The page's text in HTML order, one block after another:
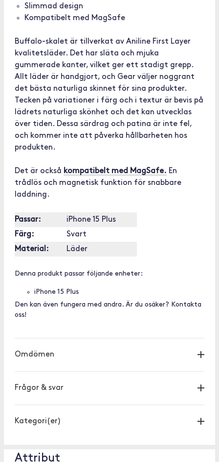
Slimmad design
Kompatibelt med MagSafe
Buffalo-skalet är tillverkat av Aniline First Layer
kvalitetsläder. Det har släta och mjuka
gummerade kanter, vilket ger ett stadigt grepp.
Allt läder är handgjort, och Gear väljer noggrant
det bästa naturliga skinnet för sina produkter.
Tecken på variationer i färg och i textur är bevis på
lädrets naturliga skönhet och det kan utvecklas
över tiden. Dessa särdrag och patina är inte fel,
och kommer inte att påverka hållbarheten hos
produkten.
Det är också kompatibelt med MagSafe. En
trådlös och magnetisk funktion för snabbare
laddning.
Passar:
iPhone 15 Plus
Färg:
Svart
Material:
Läder
Denna produkt passar följande enheter:
iPhone 15 Plus
Den kan även fungera med andra. Är du osäker? Kontakta
oss!
Omdömen
Frågor & svar
Kategori(er)
Attribut